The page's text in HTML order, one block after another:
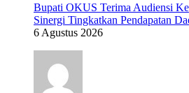
Bupati OKUS Terima Audiensi
Sinergi Tingkatkan Pendapatan
6 Agustus 2026